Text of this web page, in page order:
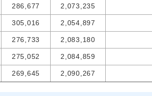
286,677 2,073,235
305,016 2,054,897
276,733 2,083,180
275,052 2,084,859
269,645 2,090,267